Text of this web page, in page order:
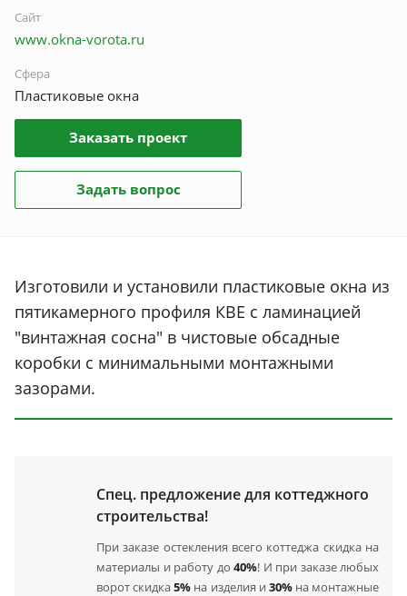
Сайт
www.okna-vorota.ru
Сфера
Пластиковые окна
Заказать проект
Задать вопрос
Изготовили и установили пластиковые окна из
пятикамерного профиля КВЕ с ламинацией
"винтажная сосна" в чистовые обсадные
коробки с минимальными монтажными
зазорами.
Спец. предложение для коттеджного
строительства!
При заказе остекления всего коттеджа скидка на
материалы и работу до 40%! И при заказе любых
ворот скидка5% на изделия и 30%на монтажные